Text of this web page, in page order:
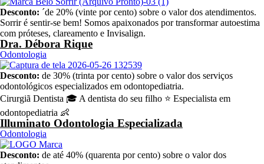
Desconto: ´de 20% (vinte por cento) sobre o valor dos atendimentos.
Sorrir é sentir-se bem! Somos apaixonados por transformar autoestima
com próteses, clareamento e Invisalign.
Dra. Débora Rique
Odontologia
Desconto: de 30% (trinta por cento) sobre o valor dos serviços
odontológicos especializados em odontopediatria.
Cirurgiã Dentista 🎓 A dentista do seu filho ⭐ Especialista em
odontopediatria 👶
Illuminato Odontologia Especializada
Odontologia
Desconto: de até 40% (quarenta por cento) sobre o valor dos